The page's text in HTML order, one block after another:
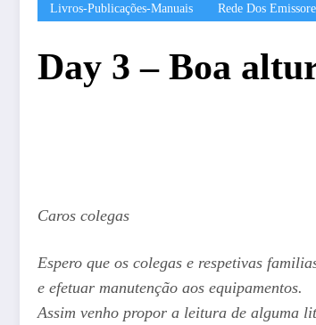
Livros-Publicações-Manuais Rede Dos
Day 3 – Boa
Caros colegas
Espero que os colegas e respetivas
e efetuar manutenção aos equipamentos.
Assim venho propor a leitura de alguma